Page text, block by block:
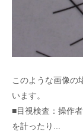
このような画像の
います。
■目視検査：操作
を計ったり...